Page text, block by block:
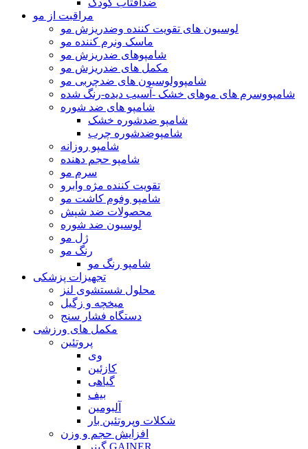
ضدآفتاب کودک
مراقبت از مو
لوسیون های تقویت کننده وضدریزش مو
ماسک ونرم کننده مو
شامپوهای ضدریزش مو
مکمل های ضدریزش مو
شامپوولوسیون های ضدچربی مو
شامپووسرم های موهای خشک -آسیب دیده-رنگ شده
شامپو های ضد شوره
شامپو ضدشوره خشک
شامپوضدشوره چرب
شامپو روزانه
شامپو حجم دهنده
سرم مو
تقویت کننده مژه وابرو
شامپو وفوم کاشت مو
محصولات ضد شپش
لوسیون ضد شوره
ژل مو
رنگ مو
شامپو رنگ مو
تجهیزات پزشکی
محلول شستشوی لنز
میخچه و زگیل
دستگاه فشار سنج
مکمل های ورزشی
پروتئین
وی
کازئین
گیاهی
بیف
آلبومین
شکلات وپروتئین بار
افزایش حجم و وزن